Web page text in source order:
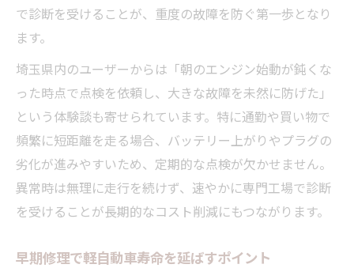
で診断を受けることが、重度の故障を防ぐ第一歩となり
ます。
埼玉県内のユーザーからは「朝のエンジン始動が鈍くな
った時点で点検を依頼し、大きな故障を未然に防げた」
という体験談も寄せられています。特に通勤や買い物で
頻繁に短距離を走る場合、バッテリー上がりやプラグの
劣化が進みやすいため、定期的な点検が欠かせません。
異常時は無理に走行を続けず、速やかに専門工場で診断
を受けることが長期的なコスト削減にもつながります。
早期修理で軽自動車寿命を延ばすポイント